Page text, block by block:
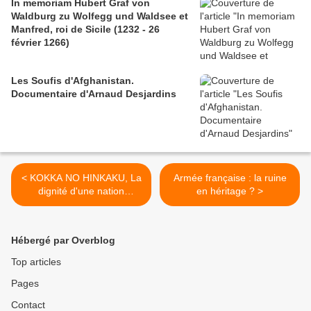
In memoriam Hubert Graf von
Waldburg zu Wolfegg und Waldsee et
Manfred, roi de Sicile (1232 - 26
février 1266)
Les Soufis d'Afghanistan.
Documentaire d'Arnaud Desjardins
< KOKKA NO HINKAKU, La
dignité d'une nation
(Masahiko Fujiwara)
Armée française : la ruine
en héritage ? >
Hébergé par Overblog
Top articles
Pages
Contact